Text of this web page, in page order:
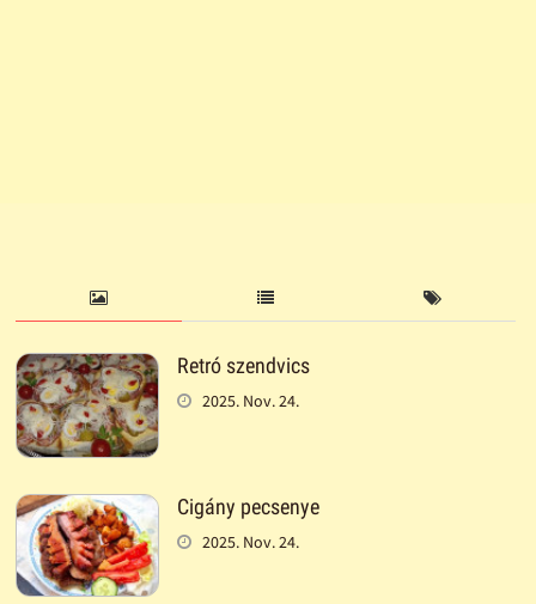
Retró szendvics
2025. Nov. 24.
Cigány pecsenye
2025. Nov. 24.